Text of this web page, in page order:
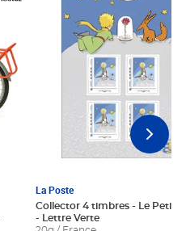
La Poste
Collector 4 timbres - Le Petit
- Lettre Verte